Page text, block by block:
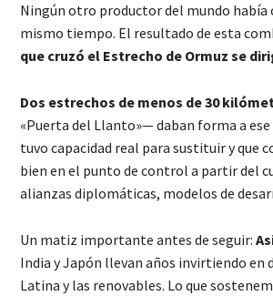
Ningún otro productor del mundo
mismo tiempo. El resultado de esta
que cruzó el Estrecho de Ormuz se
Dos estrechos de menos de 30
«Puerta del Llanto»— daban forma a
tuvo capacidad real para sustituir y que
bien en el punto de control a partir del
alianzas diplomáticas, modelos de
Un matiz importante antes de seguir:
India y Japón llevan años invirtiendo en
Latina y las renovables. Lo que